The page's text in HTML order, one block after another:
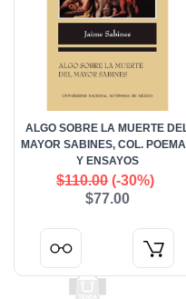
ALGO SOBRE LA MUERTE
MAYOR SABINES, COL.
Y ENSAYOS
$110.00(-30%)
$77.00